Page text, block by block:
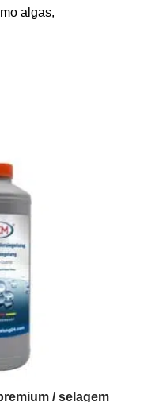
algas,
/ selagem